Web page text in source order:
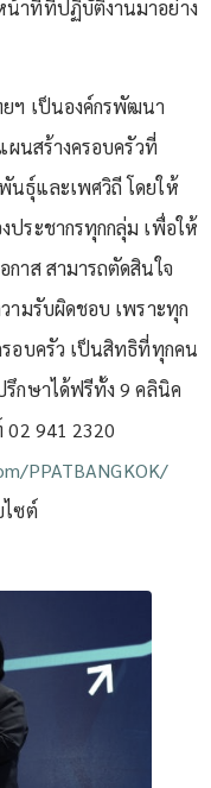
น้าที่ที่ปฏิบัติงานมาอย่าง
ฯ เป็นองค์กรพัฒนา
ผนสร้างครอบครัวที่
ธุ์และเพศวิถี โดยให้
ประชากรทุกกลุ่ม เพื่อให้
กาส สามารถตัดสินใจ
ามรับผิดชอบ เพราะทุก
รอบครัว เป็นสิทธิที่ทุกคน
รึกษาได้ฟรีทั้ง 9 คลินิค
941 2320
PPATBANGKOK/
ไซต์